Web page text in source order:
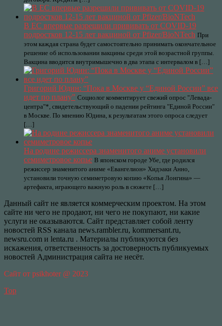
В ЕС впервые разрешили прививать от COVID-19
подростков 12-15 лет вакциной от Pfizer/BioNTech При
этом каждая страна будет самостоятельно принимать окончательное
решение об использовании вакцины среди этой возрастной группы.
Вакцина вводится внутримышечно в два этапа с интервалом в […]
Григорий Юдин: “Пока в Москве у “Единой России” все
идет по плану” Социолог комментирует свежий опрос "Левада-
центра"*, свидетельствующий о падении рейтинга "Единой России"
в Москве. По мнению Юдина, к результатам этого опроса следует
[…]
На родине режиссера знаменитого аниме установили
семиметровое копье В японском городе Убе, где родился
режиссер знаменитого аниме «Евангелион» Хидэаки Анно,
установили точную семиметровую копию «Копья Лонгина» —
артефакта, играющего важную роль в сюжете […]
Данный сайт не является коммерческим проектом. На этом
сайте ни чего не продают, ни чего не покупают, ни какие
услуги не оказываются. Сайт представляет собой ленту
новостей RSS канала news.rambler.ru, kommersant.ru,
newsru.com и lenta.ru . Материалы публикуются без
искажения, ответственность за достоверность публикуемых
новостей Администрация сайта не несёт.
Сайт от psikhoter @ 2023
Top